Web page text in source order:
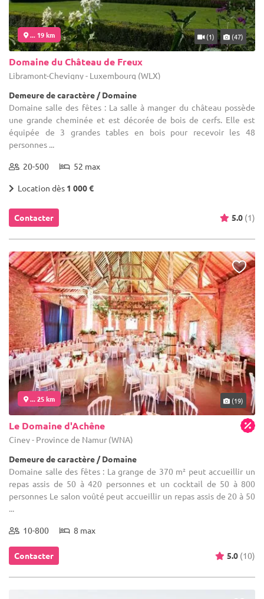
... 19 km (1) (47)
Domaine du Château de Freux
Libramont-Chevigny - Luxembourg (WLX)
Demeure de caractère / Domaine
Domaine salle des fêtes : La salle à manger du château possède
une grande cheminée et est décorée de bois de cerfs. Elle est
équipée de 3 grandes tables en bois pour recevoir les 48
personnes ...
20-500 52 max
Location dès 1 000 €
Contacter 5.0 (1)
... 25 km (19)
Le Domaine d'Achêne
Ciney - Province de Namur (WNA)
Demeure de caractère / Domaine
Domaine salle des fêtes : La grange de 370 m² peut accueillir un
repas assis de 50 à 420 personnes et un cocktail de 50 à 800
personnes Le salon voûté peut accueillir un repas assis de 20 à 50
...
10-800 8 max
Contacter 5.0 (10)